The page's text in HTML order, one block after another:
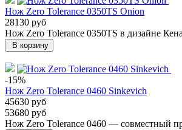
Нож Zero Tolerance 0350TS Onion
28130 руб
Нож Zero Tolerance 0350TS в дизайне
В корзину
-15%
Нож Zero Tolerance 0460 Sinkevich
45630 руб
53680 руб
Нож Zero Tolerance 0460 — cовместный